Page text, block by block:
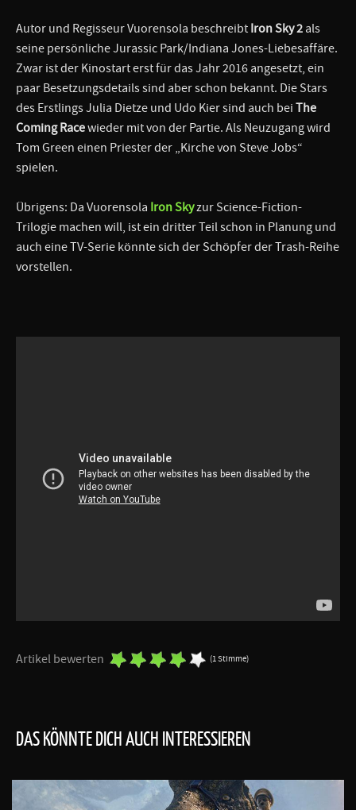
Autor und Regisseur Vuorensola beschreibt Iron Sky 2 als
seine persönliche Jurassic Park/Indiana Jones-Liebesaffäre.
Zwar ist der Kinostart erst für das Jahr 2016 angesetzt, ein
paar Besetzungsdetails sind aber schon bekannt. Die Stars
des Erstlings Julia Dietze und Udo Kier sind auch bei The
Coming Racewieder mit von der Partie. Als Neuzugang wird
Tom Green einen Priester der „Kirche von Steve Jobs“
spielen.
Übrigens: Da Vuorensola Iron Skyzur Science-Fiction-
Trilogie machen will, ist ein dritter Teil schon in Planung und
auch eine TV-Serie könnte sich der Schöpfer der Trash-Reihe
vorstellen.
Artikel bewerten (1 Stimme)
DAS KÖNNTE DICH AUCH INTERESSIEREN